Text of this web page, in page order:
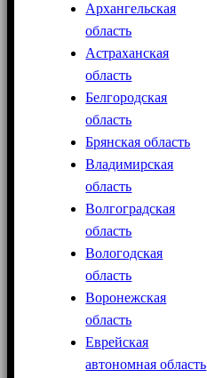
Архангельская
область
Астраханская
область
Белгородская
область
Брянская область
Владимирская
область
Волгоградская
область
Вологодская
область
Воронежская
область
Еврейская
автономная область